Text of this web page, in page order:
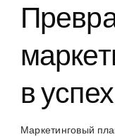
в
Маркетинговый